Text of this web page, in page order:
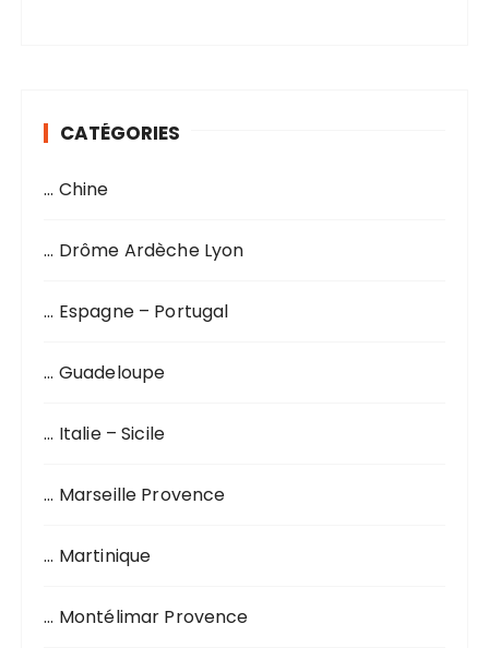
CATÉGORIES
… Chine
… Drôme Ardèche Lyon
… Espagne – Portugal
… Guadeloupe
… Italie – Sicile
… Marseille Provence
… Martinique
… Montélimar Provence